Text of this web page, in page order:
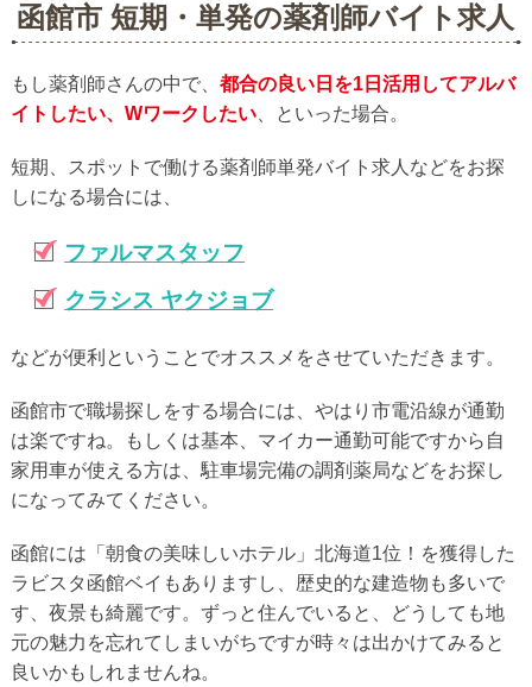
函館市 短期・単発の薬剤師バイト求人
もし薬剤師さんの中で、 都合の良い日を1日活用してアルバ
イトしたい、Wワークしたい、といった場合。
短期、スポットで働ける薬剤師単発バイト求人などをお探
しになる場合には、
ファルマスタッフ
クラシス ヤクジョブ
などが便利ということでオススメをさせていただきます。
函館市で職場探しをする場合には、やはり市電沿線が通勤
は楽ですね。もしくは基本、マイカー通勤可能ですから自
家用車が使える方は、駐車場完備の調剤薬局などをお探し
になってみてください。
函館には「朝食の美味しいホテル」北海道1位！を獲得した
ラビスタ函館ベイもありますし、歴史的な建造物も多いで
す、夜景も綺麗です。ずっと住んでいると、どうしても地
元の魅力を忘れてしまいがちですが時々は出かけてみると
良いかもしれませんね。